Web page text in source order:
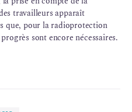
travailleurs apparaît
que, pour la radioprotection
sont encore nécessaires.